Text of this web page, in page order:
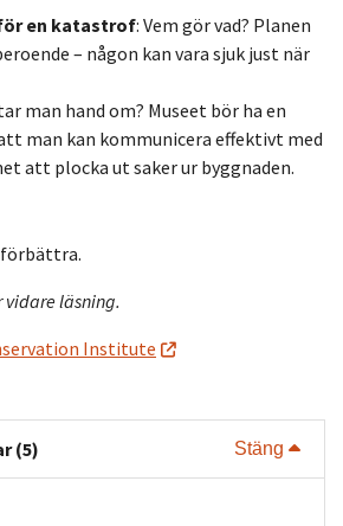
en katastrof: Vem gör vad? Planen
– någon kan vara sjuk just när
man hand om? Museet bör ha en
man kan kommunicera effektivt med
att plocka ut saker ur byggnaden.
förbättra.
vidare läsning.
Institute
(5) Stäng Visa